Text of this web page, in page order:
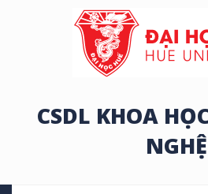
CSDL KHOA
NGHỆ